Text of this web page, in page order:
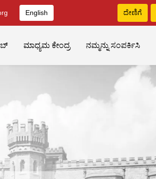
English ದೇಣಿಗೆ
ಮಾಧ್ಯಮ ಕೇಂದ್ರ ನಮ್ಮನ್ನು ಸಂಪರ್ಕಿಸಿ